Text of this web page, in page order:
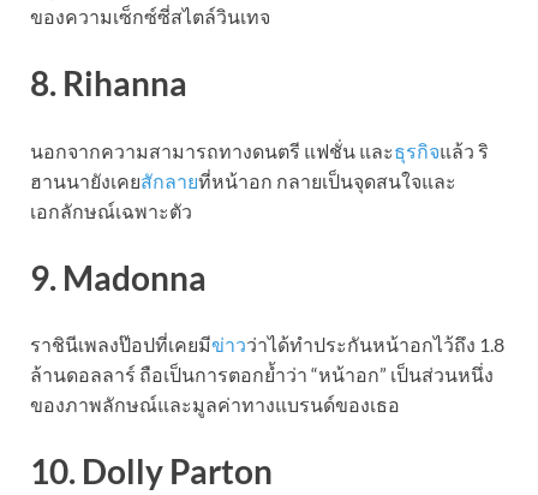
ของความเซ็กซ์ซี่สไตล์วินเทจ
8. Rihanna
นอกจากความสามารถทางดนตรี แฟชั่น และธุรกิจแล้ว ริ
ฮานนายังเคยสักลายที่หน้าอก กลายเป็นจุดสนใจและ
เอกลักษณ์เฉพาะตัว
9. Madonna
ราชินีเพลงป๊อปที่เคยมีข่าวว่าได้ทำประกันหน้าอกไว้ถึง 1.8
ล้านดอลลาร์ ถือเป็นการตอกย้ำว่า “หน้าอก” เป็นส่วนหนึ่ง
ของภาพลักษณ์และมูลค่าทางแบรนด์ของเธอ
10. Dolly Parton